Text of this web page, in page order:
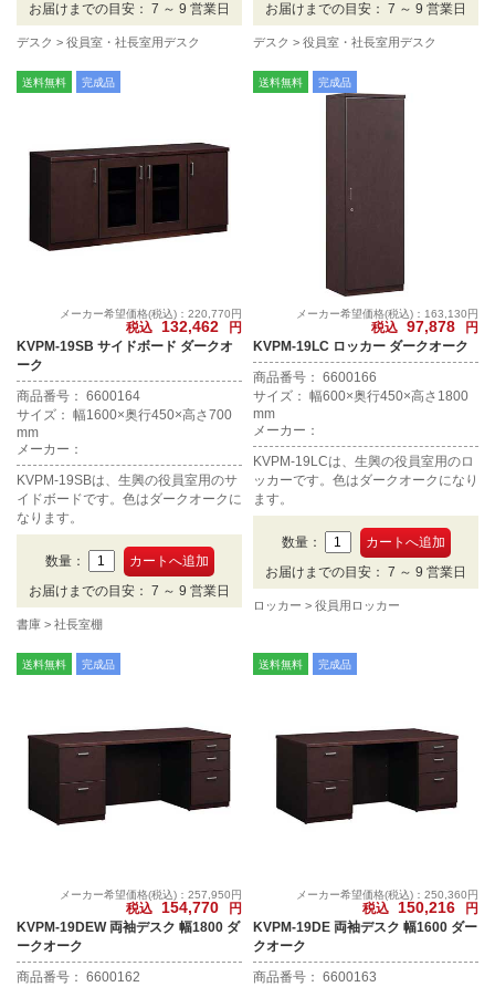
お届けまでの目安： 7 ～ 9 営業日
デスク 役員室・社長室用デスク
お届けまでの目安： 7 ～ 9 営業日
デスク 役員室・社長室用デスク
送料無料 完成品
メーカー希望価格(税込)：220,770円
税込 132,462
円
KVPM-19SB サイドボード ダークオ
ーク
商品番号： 6600164
サイズ： 幅1600×奥行450×高さ700
mm
メーカー：
KVPM-19SBは、生興の役員室用のサ
イドボードです。色はダークオークに
なります。
数量：
お届けまでの目安： 7 ～ 9 営業日
書庫 社長室棚
送料無料 完成品
メーカー希望価格(税込)：163,130円
税込 97,878
円
KVPM-19LC ロッカー ダークオーク
商品番号： 6600166
サイズ： 幅600×奥行450×高さ1800
mm
メーカー：
KVPM-19LCは、生興の役員室用のロ
ッカーです。色はダークオークになり
ます。
数量：
お届けまでの目安： 7 ～ 9 営業日
ロッカー 役員用ロッカー
送料無料 完成品
メーカー希望価格(税込)：257,950円
税込 154,770
円
KVPM-19DEW 両袖デスク 幅1800 ダ
ークオーク
商品番号： 6600162
送料無料 完成品
メーカー希望価格(税込)：250,360円
税込 150,216
円
KVPM-19DE 両袖デスク 幅1600 ダー
クオーク
商品番号： 6600163